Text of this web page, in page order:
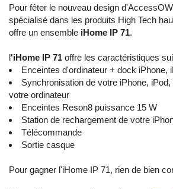
Pour fêter le nouveau design
spécialisé dans les produits High Tech
offre un ensemble iHome IP 71.
l'iHome IP 71 offre les caractéristiques
Enceintes d'ordinateur + dock iPhone,
Synchronisation de votre iPhone,
votre ordinateur
Enceintes Reson8 puissance 15 W
Station de rechargement de votre
Télécommande
Sortie casque
Pour gagner l'iHome IP 71, rien de bien